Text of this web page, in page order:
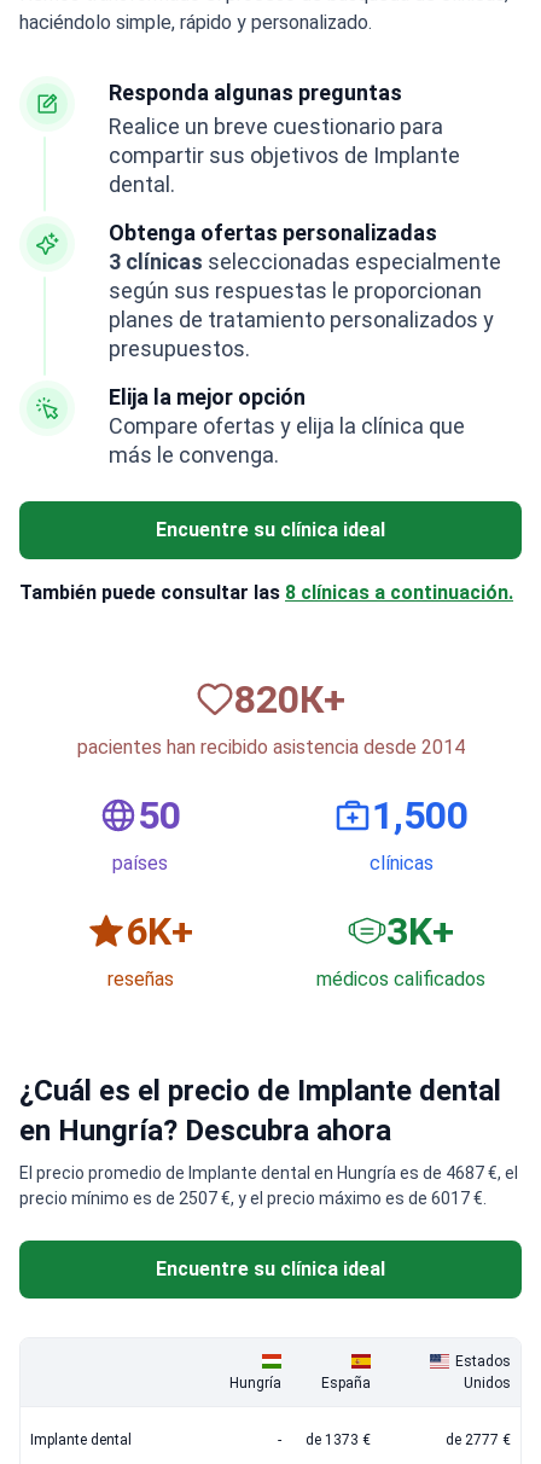
haciéndolo simple, rápido y personalizado.
Responda algunas preguntas
Realice un breve cuestionario para
compartir sus objetivos de Implante
dental.
Obtenga ofertas personalizadas
3 clínicas seleccionadas especialmente
según sus respuestas le proporcionan
planes de tratamiento personalizados y
presupuestos.
Elija la mejor opción
Compare ofertas y elija la clínica que
más le convenga.
Encuentre su clínica ideal
También puede consultar las 8 clínicas a continuación.
820К+
pacientes han recibido asistencia desde 2014
50
países
1,500
clínicas
6K+
reseñas
3K+
médicos calificados
¿Cuál es el precio de Implante dental
en Hungría? Descubra ahora
El precio promedio de Implante dental en Hungría es de 4687 €, el
precio mínimo es de 2507 €, y el precio máximo es de 6017 €.
Encuentre su clínica ideal
Hungría España
Estados
Unidos
Implante dental - de 1373 € de 2777 €